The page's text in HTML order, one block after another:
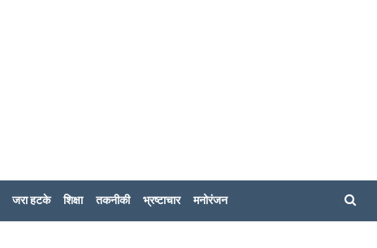
जरा हटके शिक्षा तकनीकी भ्रष्टाचार मनोरंजन